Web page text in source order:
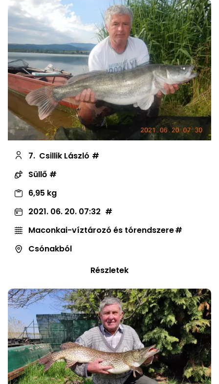
7. Csillik László
Süllő
6,95 kg
2021. 06. 20. 07:32
Maconkai-víztározó és tórendszere
Csónakból
Részletek